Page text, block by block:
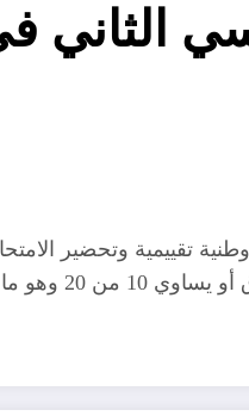
الثاني